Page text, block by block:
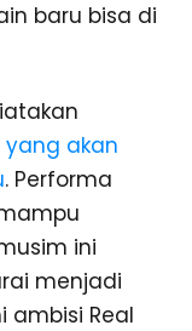
baru bisa di
akan
. Performa
ini
menjadi
ambisi Real